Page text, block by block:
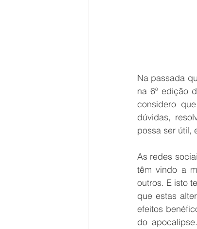
Na passada
na 6ª edição
considero
dúvidas,
possa ser útil,
As redes
têm vindo a
outros. E isto
que estas
efeitos
do